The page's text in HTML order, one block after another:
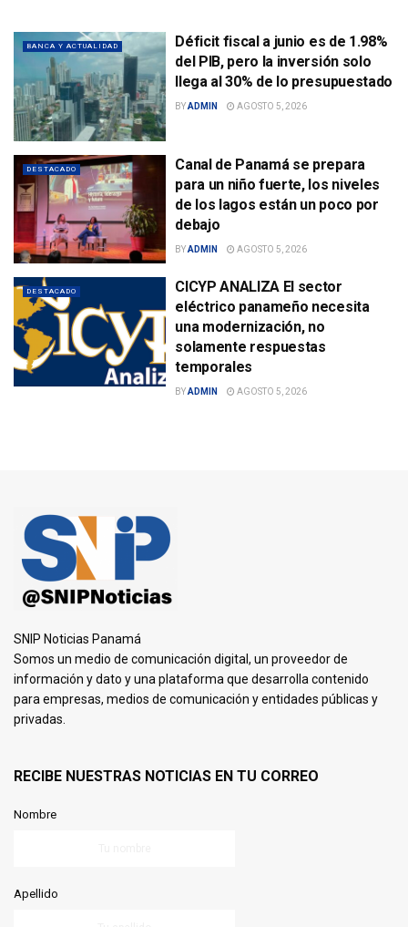
BANCA Y ACTUALIDAD
Déficit fiscal a junio es de 1.98%
del PIB, pero la inversión solo
llega al 30% de lo presupuestado
BYADMIN AGOSTO 5, 2026
DESTACADO
Canal de Panamá se prepara
para un niño fuerte, los niveles
de los lagos están un poco por
debajo
BYADMIN AGOSTO 5, 2026
DESTACADO
CICYP ANALIZA El sector
eléctrico panameño necesita
una modernización, no
solamente respuestas
temporales
BYADMIN AGOSTO 5, 2026
SNIP Noticias Panamá
Somos un medio de comunicación digital, un proveedor de
información y dato y una plataforma que desarrolla contenido
para empresas, medios de comunicación y entidades públicas y
privadas.
RECIBE NUESTRAS NOTICIAS EN TU CORREO
Nombre
Apellido